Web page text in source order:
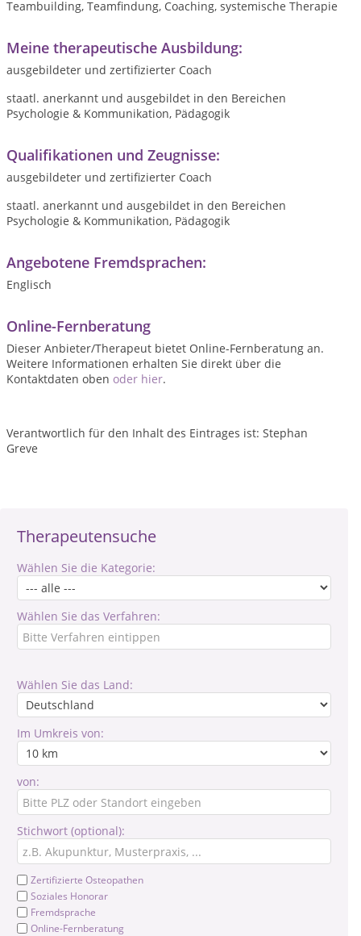
Therapeutensuche
Wählen Sie die Kategorie:
Wählen Sie das Verfahren:
Wählen Sie das Land:
Im Umkreis von:
von:
Stichwort (optional):
Zertifizierte Osteopathen
Soziales Honorar
Fremdsprache
Online-Fernberatung
Teambuilding, Teamfindung, Coaching, systemische Therapie
Meine therapeutische Ausbildung:
ausgebildeter und zertifizierter Coach
staatl. anerkannt und ausgebildet in den Bereichen
Psychologie & Kommunikation, Pädagogik
Qualifikationen und Zeugnisse:
ausgebildeter und zertifizierter Coach
staatl. anerkannt und ausgebildet in den Bereichen
Psychologie & Kommunikation, Pädagogik
Angebotene Fremdsprachen:
Englisch
Online-Fernberatung
Dieser Anbieter/Therapeut bietet Online-Fernberatung an.
Weitere Informationen erhalten Sie direkt über die
Kontaktdaten oben oder hier.
Verantwortlich für den Inhalt des Eintrages ist: Stephan
Greve